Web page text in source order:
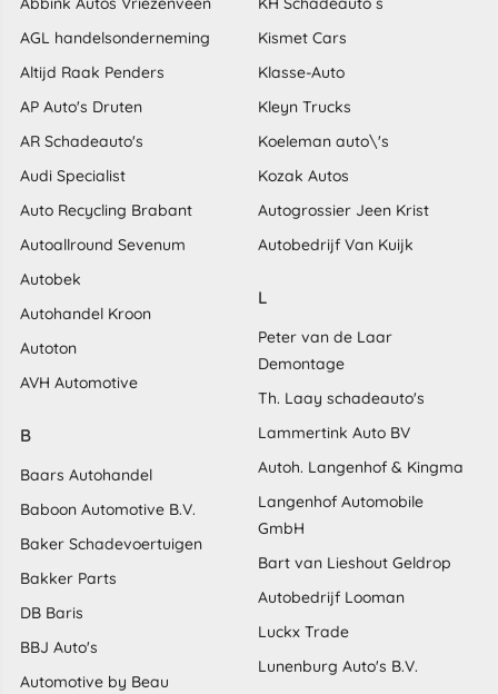
AGL handelsonderneming
Altijd Raak Penders
AP Auto's Druten
AR Schadeauto's
Audi Specialist
Auto Recycling Brabant
Autoallround Sevenum
Autobek
Autohandel Kroon
Autoton
AVH Automotive
B
Baars Autohandel
Baboon Automotive B.V.
Baker Schadevoertuigen
Bakker Parts
DB Baris
BBJ Auto's
Automotive by Beau
Kismet Cars
Klasse-Auto
Kleyn Trucks
Koeleman auto\'s
Kozak Autos
Autogrossier Jeen Krist
Autobedrijf Van Kuijk
L
Peter van de Laar
Demontage
Th. Laay schadeauto's
Lammertink Auto BV
Autoh. Langenhof & Kingma
Langenhof Automobile
GmbH
Bart van Lieshout Geldrop
Autobedrijf Looman
Luckx Trade
Lunenburg Auto's B.V.